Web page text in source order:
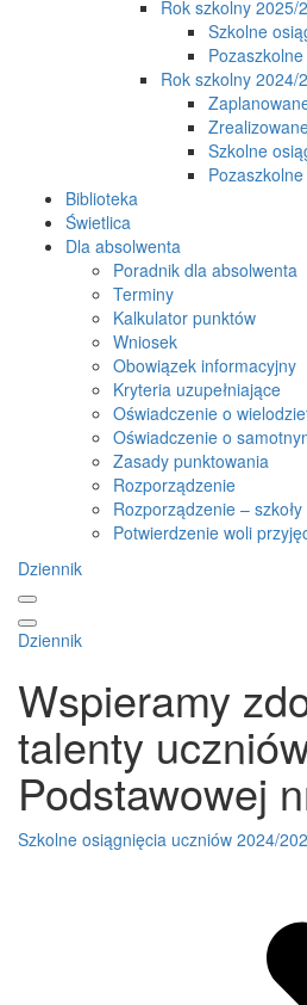
Rok szkolny 2025/
Szkolne
Rok szkolny 2024/
Szkolne
Biblioteka
Świetlica
Dla absolwenta
Poradnik dla absolwenta
Terminy
Kalkulator punktów
Wniosek
Obowiązek informacyjny
Kryteria uzupełniające
Oświadczenie o
Oświadczenie o
Zasady punktowania
Rozporządzenie
Rozporządzenie –
Potwierdzenie woli
Dziennik
Dziennik
Wspieramy
talenty
Podstawowej
Szkolne osiągnięcia uczniów 2024/